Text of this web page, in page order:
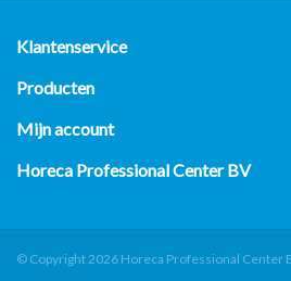
Klantenservice
Producten
Mijn account
Horeca Professional Center BV
© Copyright 2026 Horeca Professional Center